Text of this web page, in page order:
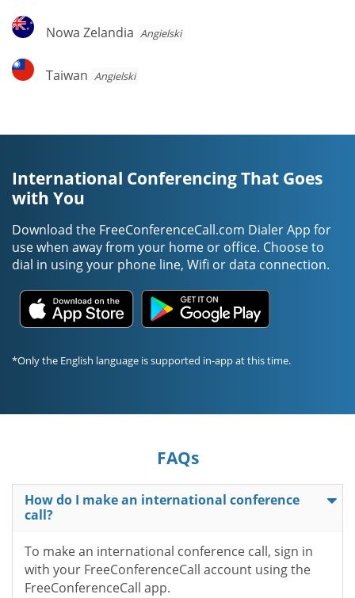
Nowa
Zelandia
Nowa Zelandia Angielski
Taiwan
Taiwan Angielski
International Conferencing That Goes
with You
Download the FreeConferenceCall.com Dialer App for
use when away from your home or office. Choose to
dial in using your phone line, Wifi or data connection.
*Only the English language is supported in-app at this time.
FAQs
How do I make an international conference
call?
To make an international conference call, sign in
with your FreeConferenceCall account using the
FreeConferenceCall app.